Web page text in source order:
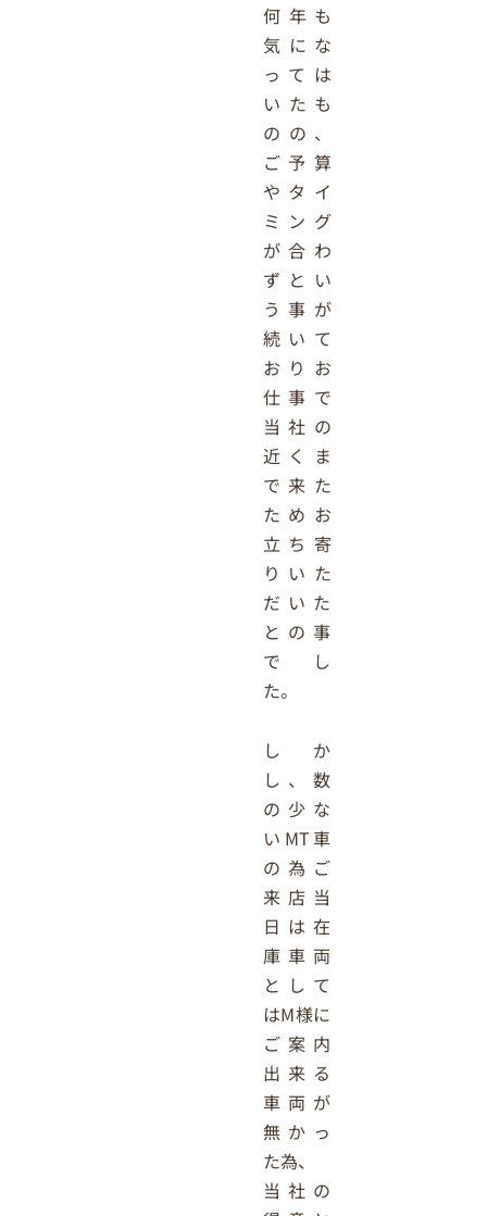
何年も
気にな
っては
いたも
のの、
ご予算
やタイ
ミング
が合わ
ずとい
う事が
続いて
おりお
仕事で
当社の
近くま
で来た
ためお
立ち寄
りいた
だいた
との事
でし
た。
しか
し、数
の少な
いMT車
の為ご
来店当
日は在
庫車両
として
はM様に
ご案内
出来る
車両が
無かっ
た為、
当社の